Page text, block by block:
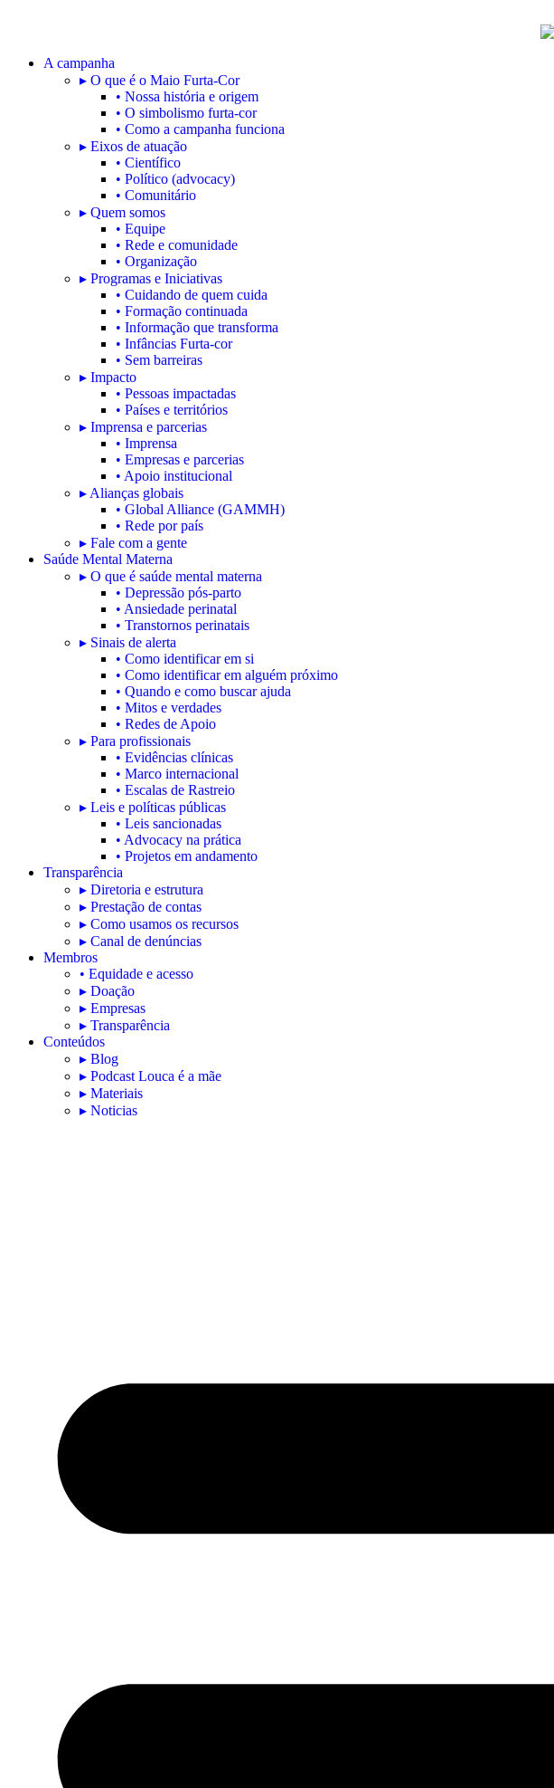
A campanha
▸ O que é o Maio Furta-Cor
• Nossa história e origem
• O simbolismo furta-cor
• Como a campanha funciona
▸ Eixos de atuação
• Científico
• Político (advocacy)
• Comunitário
▸ Quem somos
• Equipe
• Rede e comunidade
• Organização
▸ Programas e Iniciativas
• Cuidando de quem cuida
• Formação continuada
• Informação que transforma
• Infâncias Furta-cor
• Sem barreiras
▸ Impacto
• Pessoas impactadas
• Países e territórios
▸ Imprensa e parcerias
• Imprensa
• Empresas e parcerias
• Apoio institucional
▸ Alianças globais
• Global Alliance (GAMMH)
• Rede por país
▸ Fale com a gente
Saúde Mental Materna
▸ O que é saúde mental materna
• Depressão pós-parto
• Ansiedade perinatal
• Transtornos perinatais
▸ Sinais de alerta
• Como identificar em si
• Como identificar em alguém próximo
• Quando e como buscar ajuda
• Mitos e verdades
• Redes de Apoio
▸ Para profissionais
• Evidências clínicas
• Marco internacional
• Escalas de Rastreio
▸ Leis e políticas públicas
• Leis sancionadas
• Advocacy na prática
• Projetos em andamento
Transparência
▸ Diretoria e estrutura
▸ Prestação de contas
▸ Como usamos os recursos
▸ Canal de denúncias
Membros
• Equidade e acesso
▸ Doação
▸ Empresas
▸ Transparência
Conteúdos
▸ Blog
▸ Podcast Louca é a mãe
▸ Materiais
▸ Noticias